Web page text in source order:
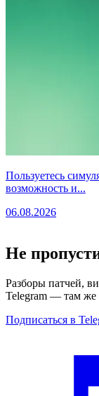
Пользуетесь
возможность и...
06.08.2026
Не
Разборы патчей,
Telegram — там же
Подписаться в